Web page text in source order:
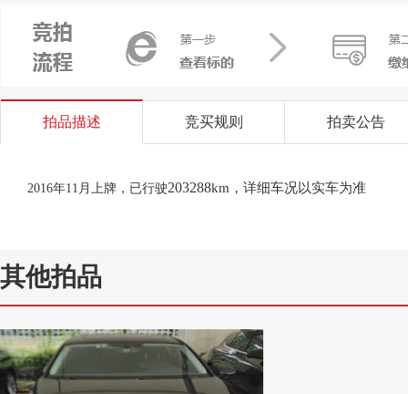
拍品描述 竞买规则 拍卖公告
2016年11月上牌，已行驶203288km，详细车况以实车为准
其他拍品